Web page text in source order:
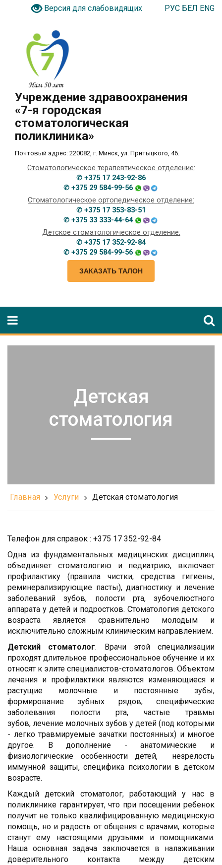
Версия для слабовидящих РУС БЕЛ ENG
Учреждение здравоохранения
«7-я городская
стоматологическая
поликлиника»
Почтовый адрес: 220082, г. Минск, ул. Притыцкого, 46.
Стоматологическое терапевтическое отделение:
✆ +375 17 243-92-86
✆ +375 29 584-99-56
Стоматологическое ортопедическое отделение:
✆ +375 17 353-83-51
✆ +375 33 333-44-64
Детское стоматологическое отделение:
✆ +375 17 352-92-84
✆ +375 29 584-99-56
ЗАКАЗАТЬ ТАЛОН
Детская
стоматология
Главная Услуги Детская стоматология
Телефон для справок : +375 17 352-92-84
Одна из фундаментальных медицинских дисциплин,
объединяет стоматологию и педиатрию, включает
профилактику (правила чистки, средства гигиены,
реминерализирующие пасты), диагностику и лечение
заболеваний зубов, полости рта, зубочелюстного
аппарата у детей и подростков. Стоматология детского
возраста является сравнительно молодым и
исключительно сложным клиническим направлением.
Детский стоматолог. Врачи этой специализации
проходят длительное профессиональное обучение и их
относят к элите специалистов-стоматологов. Объектом
лечения и профилактики являются изменяющиеся и
растущие молочные и постоянные зубы,
формирование зубных рядов, специфические
заболевания полости рта, частые травмы
зубов, лечение молочных зубов у детей (под которыми
- легко травмируемые зачатки постоянных) и многое
другое. В дополнение - анатомические и
физиологические особенности детей, незрелость
иммунной защиты, специфика психологии в детском
возрасте.
Каждый детский стоматолог, работающий у нас в
поликлинике гарантирует, что при посещении ребенок
получит не только квалифицированную медицинскую
помощь, но и радость от общения с врачами, которые
станут ему настоящими друзьями и помощниками.
Наша основная задача заключается в налаживании
доверительного контакта между детским